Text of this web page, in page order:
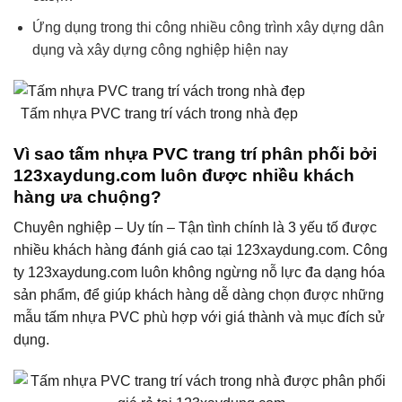
Ứng dụng trong thi công nhiều công trình xây dựng dân
dụng và xây dựng công nghiệp hiện nay
Tấm nhựa PVC trang trí vách trong nhà đẹp
Vì sao tấm nhựa PVC trang trí phân phối bởi
123xaydung.com luôn được nhiều khách
hàng ưa chuộng?
Chuyên nghiệp – Uy tín – Tận tình chính là 3 yếu tố được
nhiều khách hàng đánh giá cao tại 123xaydung.com. Công
ty 123xaydung.com luôn không ngừng nỗ lực đa dạng hóa
sản phẩm, để giúp khách hàng dễ dàng chọn được những
mẫu tấm nhựa PVC phù hợp với giá thành và mục đích sử
dụng.